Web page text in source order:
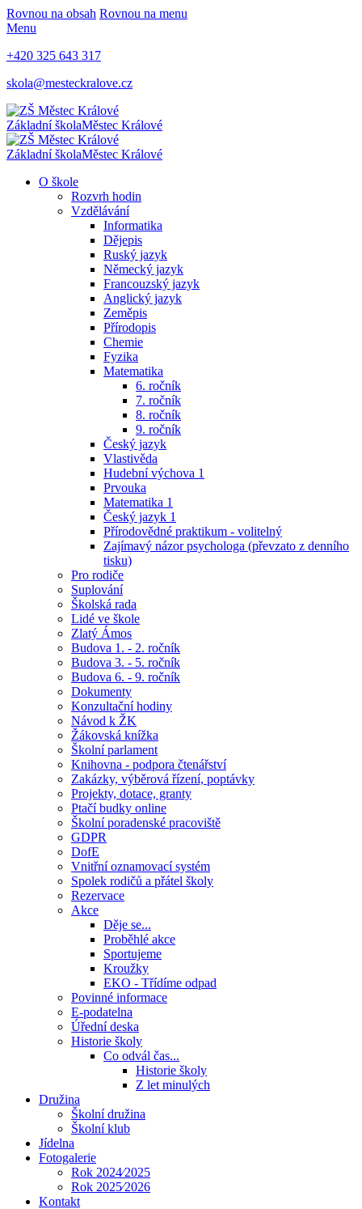
Rovnou na obsah Rovnou na menu
Menu
+420 325 643 317
skola@mesteckralove.cz
Základní školaMěstec Králové
Základní školaMěstec Králové
O škole
Rozvrh hodin
Vzdělávání
Informatika
Dějepis
Ruský jazyk
Německý jazyk
Francouzský jazyk
Anglický jazyk
Zeměpis
Přírodopis
Chemie
Fyzika
Matematika
6. ročník
7. ročník
8. ročník
9. ročník
Český jazyk
Vlastivěda
Hudební výchova 1
Prvouka
Matematika 1
Český jazyk 1
Přírodovědné praktikum - volitelný
Zajímavý názor psychologa (převzato z denního
tisku)
Pro rodiče
Suplování
Školská rada
Lidé ve škole
Zlatý Ámos
Budova 1. - 2. ročník
Budova 3. - 5. ročník
Budova 6. - 9. ročník
Dokumenty
Konzultační hodiny
Návod k ŽK
Žákovská knížka
Školní parlament
Knihovna - podpora čtenářství
Zakázky, výběrová řízení, poptávky
Projekty, dotace, granty
Ptačí budky online
Školní poradenské pracoviště
GDPR
DofE
Vnitřní oznamovací systém
Spolek rodičů a přátel školy
Rezervace
Akce
Děje se...
Proběhlé akce
Sportujeme
Kroužky
EKO - Třídíme odpad
Povinné informace
E-podatelna
Úřední deska
Historie školy
Co odvál čas...
Historie školy
Z let minulých
Družina
Školní družina
Školní klub
Jídelna
Fotogalerie
Rok 2024⁄2025
Rok 2025⁄2026
Kontakt